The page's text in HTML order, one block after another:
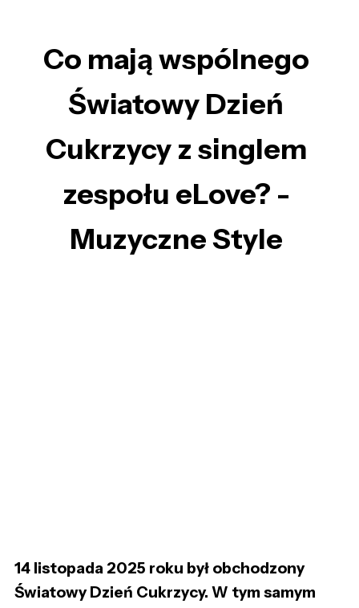
Co mają wspólnego
Światowy Dzień
Cukrzycy z singlem
zespołu eLove? -
Muzyczne Style
14 listopada 2025 roku był obchodzony
Światowy Dzień Cukrzycy. W tym samym